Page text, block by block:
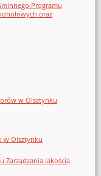
Programu
oraz
w Olsztynku
w Olsztynku
Zarządzania Jakością